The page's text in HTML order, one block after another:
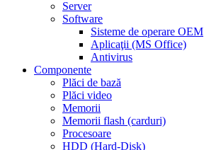
Server
Software
Sisteme de operare OEM
Aplicaţii (MS Office)
Antivirus
Componente
Plăci de bază
Plăci video
Memorii
Memorii flash (carduri)
Procesoare
HDD (Hard-Disk)